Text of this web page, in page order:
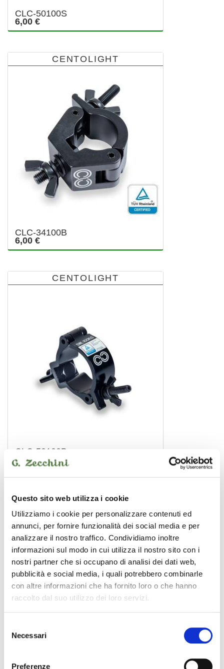
Questo sito web utilizza i cookie
Utilizziamo i cookie per personalizzare contenuti ed
annunci, per fornire funzionalità dei social media e per
analizzare il nostro traffico. Condividiamo inoltre
informazioni sul modo in cui utilizza il nostro sito con i
nostri partner che si occupano di analisi dei dati web,
pubblicità e social media, i quali potrebbero combinarle
con altre informazioni che ha fornito loro o che hanno
raccolto dal suo utilizzo dei loro servizi.
delNecessari
Preferenze
CLC-50100S
6,00 €
CENTOLIGHT
CLC-34100B
6,00 €
CENTOLIGHT
CLC-50100B
6,00 €
CENTOLIGHT